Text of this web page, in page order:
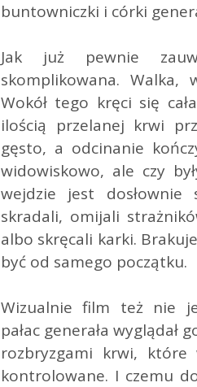
buntowniczki i córki
Jak już pewnie
skomplikowana.
Wokół tego kręci się
ilością przelanej krwi
gęsto, a odcinanie
widowiskowo, ale czy
wejdzie jest dosłownie
skradali, omijali
albo skręcali karki.
być od samego początku.
Wizualnie film też nie
pałac generała wyglądał
rozbryzgami krwi,
kontrolowane. I czemu